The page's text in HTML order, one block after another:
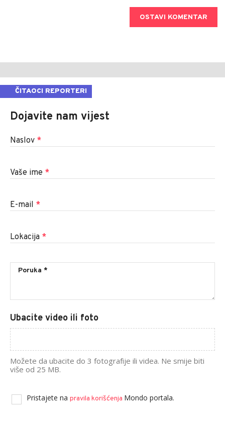
OSTAVI KOMENTAR
ČITAOCI REPORTERI
Dojavite nam vijest
Naslov *
Vaše ime *
E-mail *
Lokacija *
Ubacite video ili foto
Možete da ubacite do 3 fotografije ili videa. Ne smije biti
više od 25 MB.
Pristajete na pravila korišćenja Mondo portala.